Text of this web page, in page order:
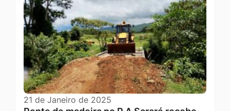
21 de Janeiro de 2025